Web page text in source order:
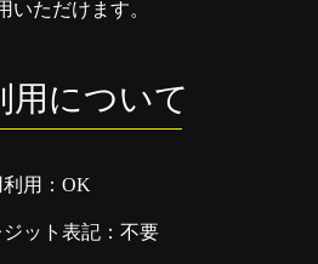
いただけます。
用について
用：OK
ジット表記：不要